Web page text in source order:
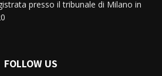
presso il tribunale di Milano in
FOLLOW US